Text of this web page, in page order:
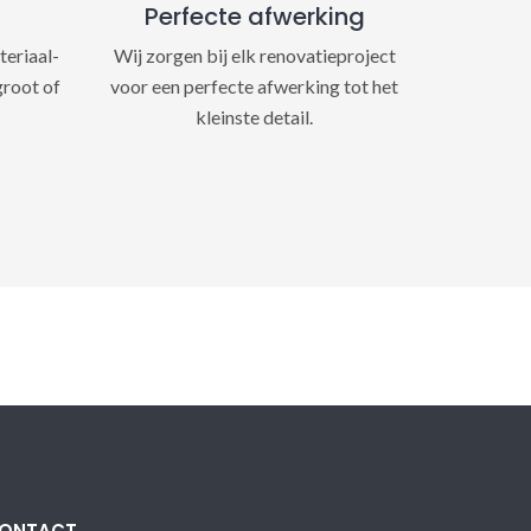
of
Perfecte afwerking
Wij zorgen bij elk renovatieproject
voor een perfecte afwerking tot het
kleinste detail.